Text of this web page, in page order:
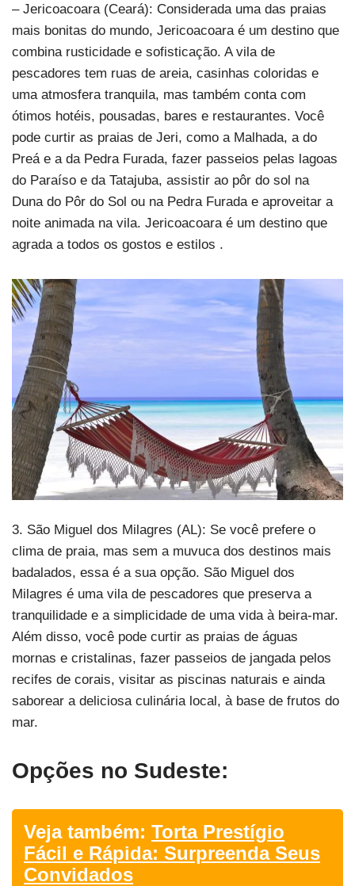
– Jericoacoara (Ceará): Considerada uma das praias
mais bonitas do mundo, Jericoacoara é um destino que
combina rusticidade e sofisticação. A vila de
pescadores tem ruas de areia, casinhas coloridas e
uma atmosfera tranquila, mas também conta com
ótimos hotéis, pousadas, bares e restaurantes. Você
pode curtir as praias de Jeri, como a Malhada, a do
Preá e a da Pedra Furada, fazer passeios pelas lagoas
do Paraíso e da Tatajuba, assistir ao pôr do sol na
Duna do Pôr do Sol ou na Pedra Furada e aproveitar a
noite animada na vila. Jericoacoara é um destino que
agrada a todos os gostos e estilos .
3. São Miguel dos Milagres (AL): Se você prefere o
clima de praia, mas sem a muvuca dos destinos mais
badalados, essa é a sua opção. São Miguel dos
Milagres é uma vila de pescadores que preserva a
tranquilidade e a simplicidade de uma vida à beira-mar.
Além disso, você pode curtir as praias de águas
mornas e cristalinas, fazer passeios de jangada pelos
recifes de corais, visitar as piscinas naturais e ainda
saborear a deliciosa culinária local, à base de frutos do
mar.
Opções no Sudeste:
Veja também: Torta Prestígio
Fácil e Rápida: Surpreenda Seus
Convidados